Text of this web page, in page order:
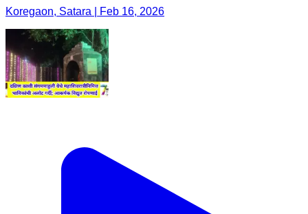
Koregaon, Satara | Feb 16, 2026